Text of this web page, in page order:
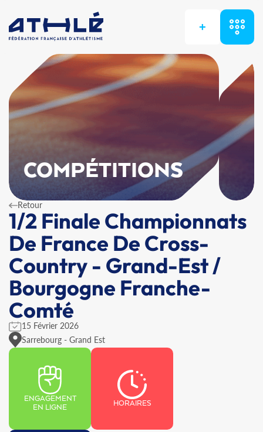
+
COMPÉTITIONS
Retour
1/2 Finale Championnats
De France De Cross-
Country - Grand-Est /
Bourgogne Franche-
Comté
15 Février 2026
Sarrebourg - Grand Est
ENGAGEMENT
EN LIGNE
HORAIRES